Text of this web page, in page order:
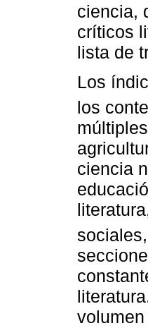
ciencia,
críticos
lista de
Los
los
ciencia